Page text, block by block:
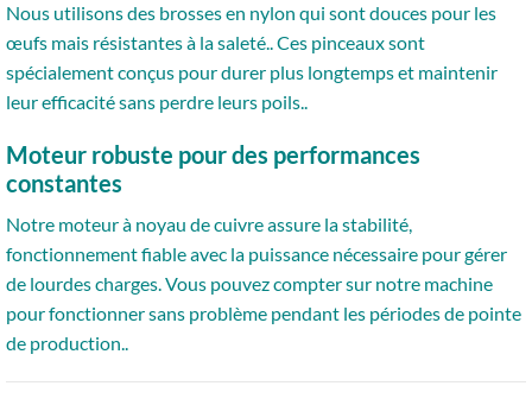
Nous utilisons des brosses en nylon qui sont douces pour les
œufs mais résistantes à la saleté.. Ces pinceaux sont
spécialement conçus pour durer plus longtemps et maintenir
leur efficacité sans perdre leurs poils..
Moteur robuste pour des performances
constantes
Notre moteur à noyau de cuivre assure la stabilité,
fonctionnement fiable avec la puissance nécessaire pour gérer
de lourdes charges. Vous pouvez compter sur notre machine
pour fonctionner sans problème pendant les périodes de pointe
de production..